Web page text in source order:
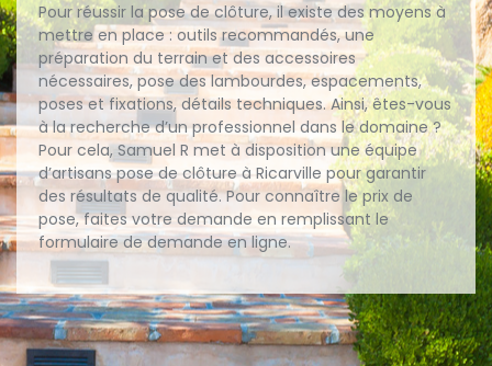
Pour réussir la pose de clôture, il existe des moyens à
mettre en place : outils recommandés, une
préparation du terrain et des accessoires
nécessaires, pose des lambourdes, espacements,
poses et fixations, détails techniques. Ainsi, êtes-vous
à la recherche d’un professionnel dans le domaine ?
Pour cela, Samuel R met à disposition une équipe
d’artisans pose de clôture à Ricarville pour garantir
des résultats de qualité. Pour connaître le prix de
pose, faites votre demande en remplissant le
formulaire de demande en ligne.